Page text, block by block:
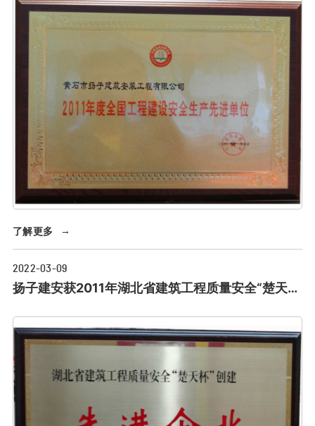
了解更多 →
2022-03-09
扬子建安获2011年湖北省建筑工程质量安全“楚天